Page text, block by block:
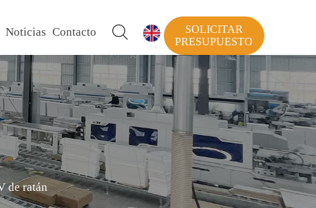
Noticias Contacto  
SOLICITAR
PRESUPUESTO
de ratán